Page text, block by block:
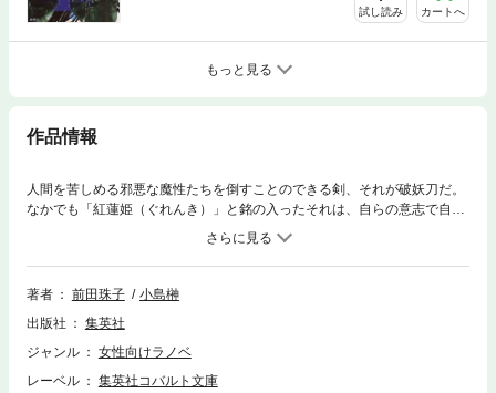
試し読み カートへ
もっと見る
作品情報
人間を苦しめる邪悪な魔性たちを倒すことのできる剣、それが破妖刀だ。
なかでも「紅蓮姫（ぐれんき）」と銘の入ったそれは、自らの意志で自分
を携える剣士を選ぶ伝説の名剣だった!! 少女剣士ラエスリールが紅蓮姫
とともに活躍する「女妖の街」、捕縛師シャイレンの一代記を描く「捕縛
の瞳」、紅蓮姫誕生の秘話「破妖の剣」の３編を収録した人気ファンタジ
ー＜破妖の剣＞シリーズ、初の外伝。
著者 前田珠子
小島榊
出版社
集英社
ジャンル
女性向けラノベ
レーベル
集英社コバルト文庫